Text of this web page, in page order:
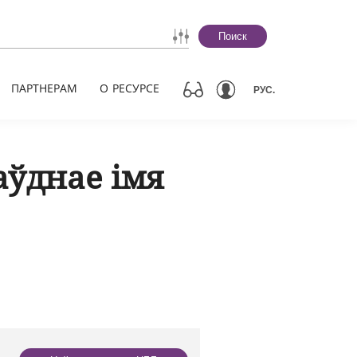
Поиск
ПАРТНЕРАМ О РЕСУРСЕ РУС.
імя